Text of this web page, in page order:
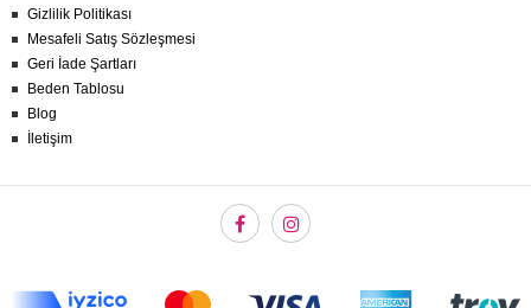
Gizlilik Politikası
Mesafeli Satış Sözleşmesi
Geri İade Şartları
Beden Tablosu
Blog
İletişim